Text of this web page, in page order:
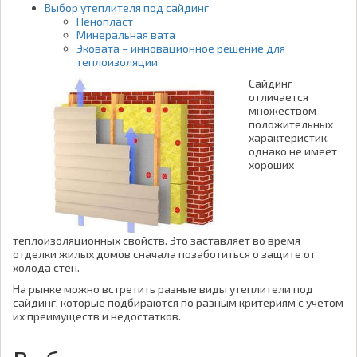
Выбор утеплителя под сайдинг
Пенопласт
Минеральная вата
Эковата – инновационное решение для
теплоизоляции
Сайдинг
отличается
множеством
положительных
характеристик,
однако не имеет
хороших
теплоизоляционных свойств. Это заставляет во время
отделки жилых домов сначала позаботиться о защите от
холода стен.
На рынке можно встретить разные виды утеплители под
сайдинг, которые подбираются по разным критериям с учетом
их преимуществ и недостатков.